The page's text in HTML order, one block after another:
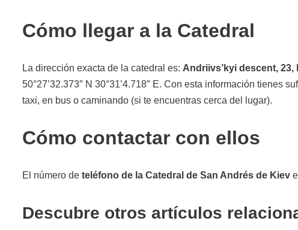
Cómo llegar a la Catedral
La dirección exacta de la catedral es: Andriivs’kyi descent,
50°27’32.373″ N 30°31’4.718″ E. Con esta información tienes
taxi, en bus o caminando (si te encuentras cerca del lugar).
Cómo contactar con ellos
El número de teléfono de la Catedral de San Andrés de Kiev
Descubre otros artículos